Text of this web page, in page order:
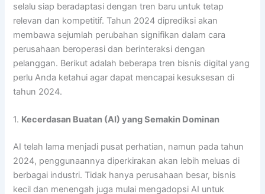
selalu siap beradaptasi dengan tren baru untuk tetap
relevan dan kompetitif. Tahun 2024 diprediksi akan
membawa sejumlah perubahan signifikan dalam cara
perusahaan beroperasi dan berinteraksi dengan
pelanggan. Berikut adalah beberapa tren bisnis digital yang
perlu Anda ketahui agar dapat mencapai kesuksesan di
tahun 2024.
1. Kecerdasan Buatan (AI) yang Semakin Dominan
AI telah lama menjadi pusat perhatian, namun pada tahun
2024, penggunaannya diperkirakan akan lebih meluas di
berbagai industri. Tidak hanya perusahaan besar, bisnis
kecil dan menengah juga mulai mengadopsi AI untuk